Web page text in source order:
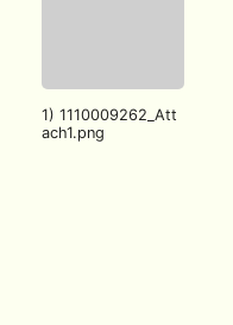
1) 1110009262_Att
ach1.png